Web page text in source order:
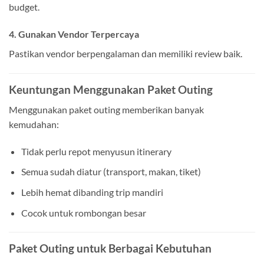
budget.
4. Gunakan Vendor Terpercaya
Pastikan vendor berpengalaman dan memiliki review baik.
Keuntungan Menggunakan Paket Outing
Menggunakan paket outing memberikan banyak
kemudahan:
Tidak perlu repot menyusun itinerary
Semua sudah diatur (transport, makan, tiket)
Lebih hemat dibanding trip mandiri
Cocok untuk rombongan besar
Paket Outing untuk Berbagai Kebutuhan